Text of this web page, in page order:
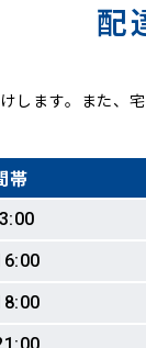
配
します。また、
帯